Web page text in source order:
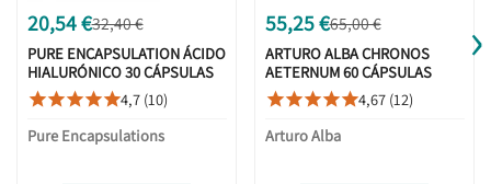
20,54 €32,40 €
PURE ENCAPSULATION ÁCIDO
HIALURÓNICO 30 CÁPSULAS
VEGETALES
4,7 (10)
Pure Encapsulations
55,25 €65,00 €
ARTURO ALBA CHRONOS
AETERNUM 60 CÁPSULAS
4,67 (12)
Arturo Alba
›